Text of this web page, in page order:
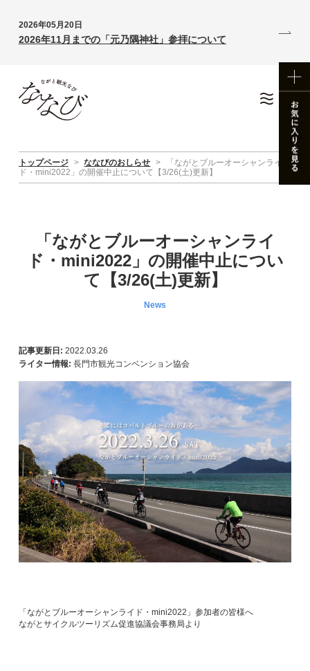
2026年05月20日
2026年11月までの「元乃隅神社」参拝について
トップページ > ななびのおしらせ >
「ながとブルーオーシャンライ
ド・mini2022」の開催中止について【3/26(土)更新】
「ながとブルーオーシャンライ
ド・mini2022」の開催中止につい
て【3/26(土)更新】
News
記事更新日: 2022.03.26
ライター情報: 長門市観光コンベンション協会
「ながとブルーオーシャンライド・mini2022」参加者の皆様へ
ながとサイクルツーリズム促進協議会事務局より